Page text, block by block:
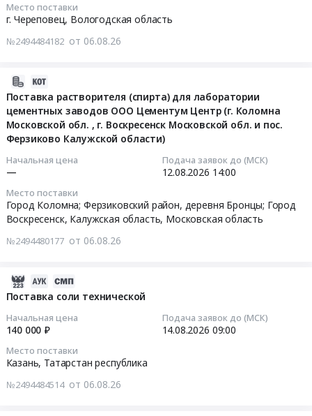
Место поставки
г. Череповец, Вологодская область
№2494484182 от 06.08.26
Поставка растворителя (спирта) для лаборатории
цементных заводов ООО Цементум Центр (г. Коломна
Московской обл. , г. Воскресенск Московской обл. и пос.
Ферзиково Калужской области)
Начальная цена
—
Подача заявок до (МСК)
12.08.2026 14:00
Место поставки
Город Коломна; Ферзиковский район, деревня Бронцы; Город
Воскресенск, Калужская область, Московская область
№2494480177 от 06.08.26
Поставка соли технической
Начальная цена
140 000 ₽
Подача заявок до (МСК)
14.08.2026 09:00
Место поставки
Казань, Татарстан республика
№2494484514 от 06.08.26